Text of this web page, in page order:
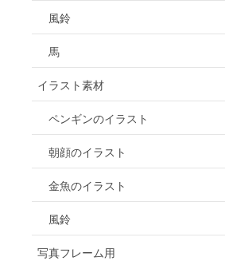
風鈴
馬
イラスト素材
ペンギンのイラスト
朝顔のイラスト
金魚のイラスト
風鈴
写真フレーム用